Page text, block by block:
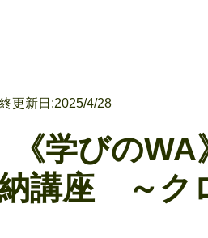
更新日:2025/4/28
《学びの
講座 ～ク